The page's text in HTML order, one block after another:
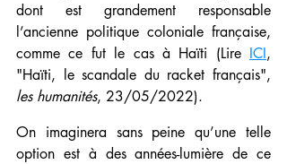
dont est grandement responsable
l’ancienne politique coloniale française,
comme ce fut le cas à Haïti (Lire ICI,
les humanités, 23/05/2022).
On imaginera sans peine qu’une telle
option est à des années-lumière de ce